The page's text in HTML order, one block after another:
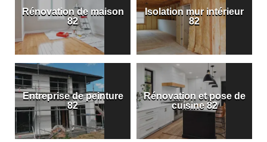
Rénovation de maison
82
Isolation mur intérieur
82
Entreprise de peinture
82
Rénovation et pose de
cuisine 82